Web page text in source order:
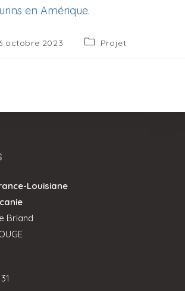
en Amérique.
octobre 2023
PostProjet
Louisiane
Briand